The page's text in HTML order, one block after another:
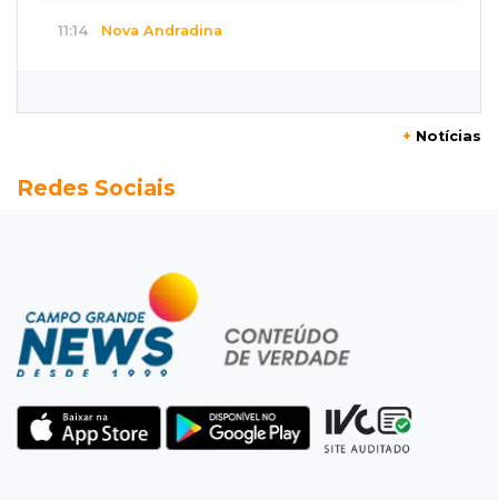
11:14 Nova Andradina
Motociclista é 2ª morte do dia no trânsito da
Polícia investiga
Bebê some após mãe adolescente ir à casa de
mulher que conheceu na internet
Federação oficializa Delcídio e disputa ao
governo de MS ganha 8º nome
+ Notícias
Redes Sociais